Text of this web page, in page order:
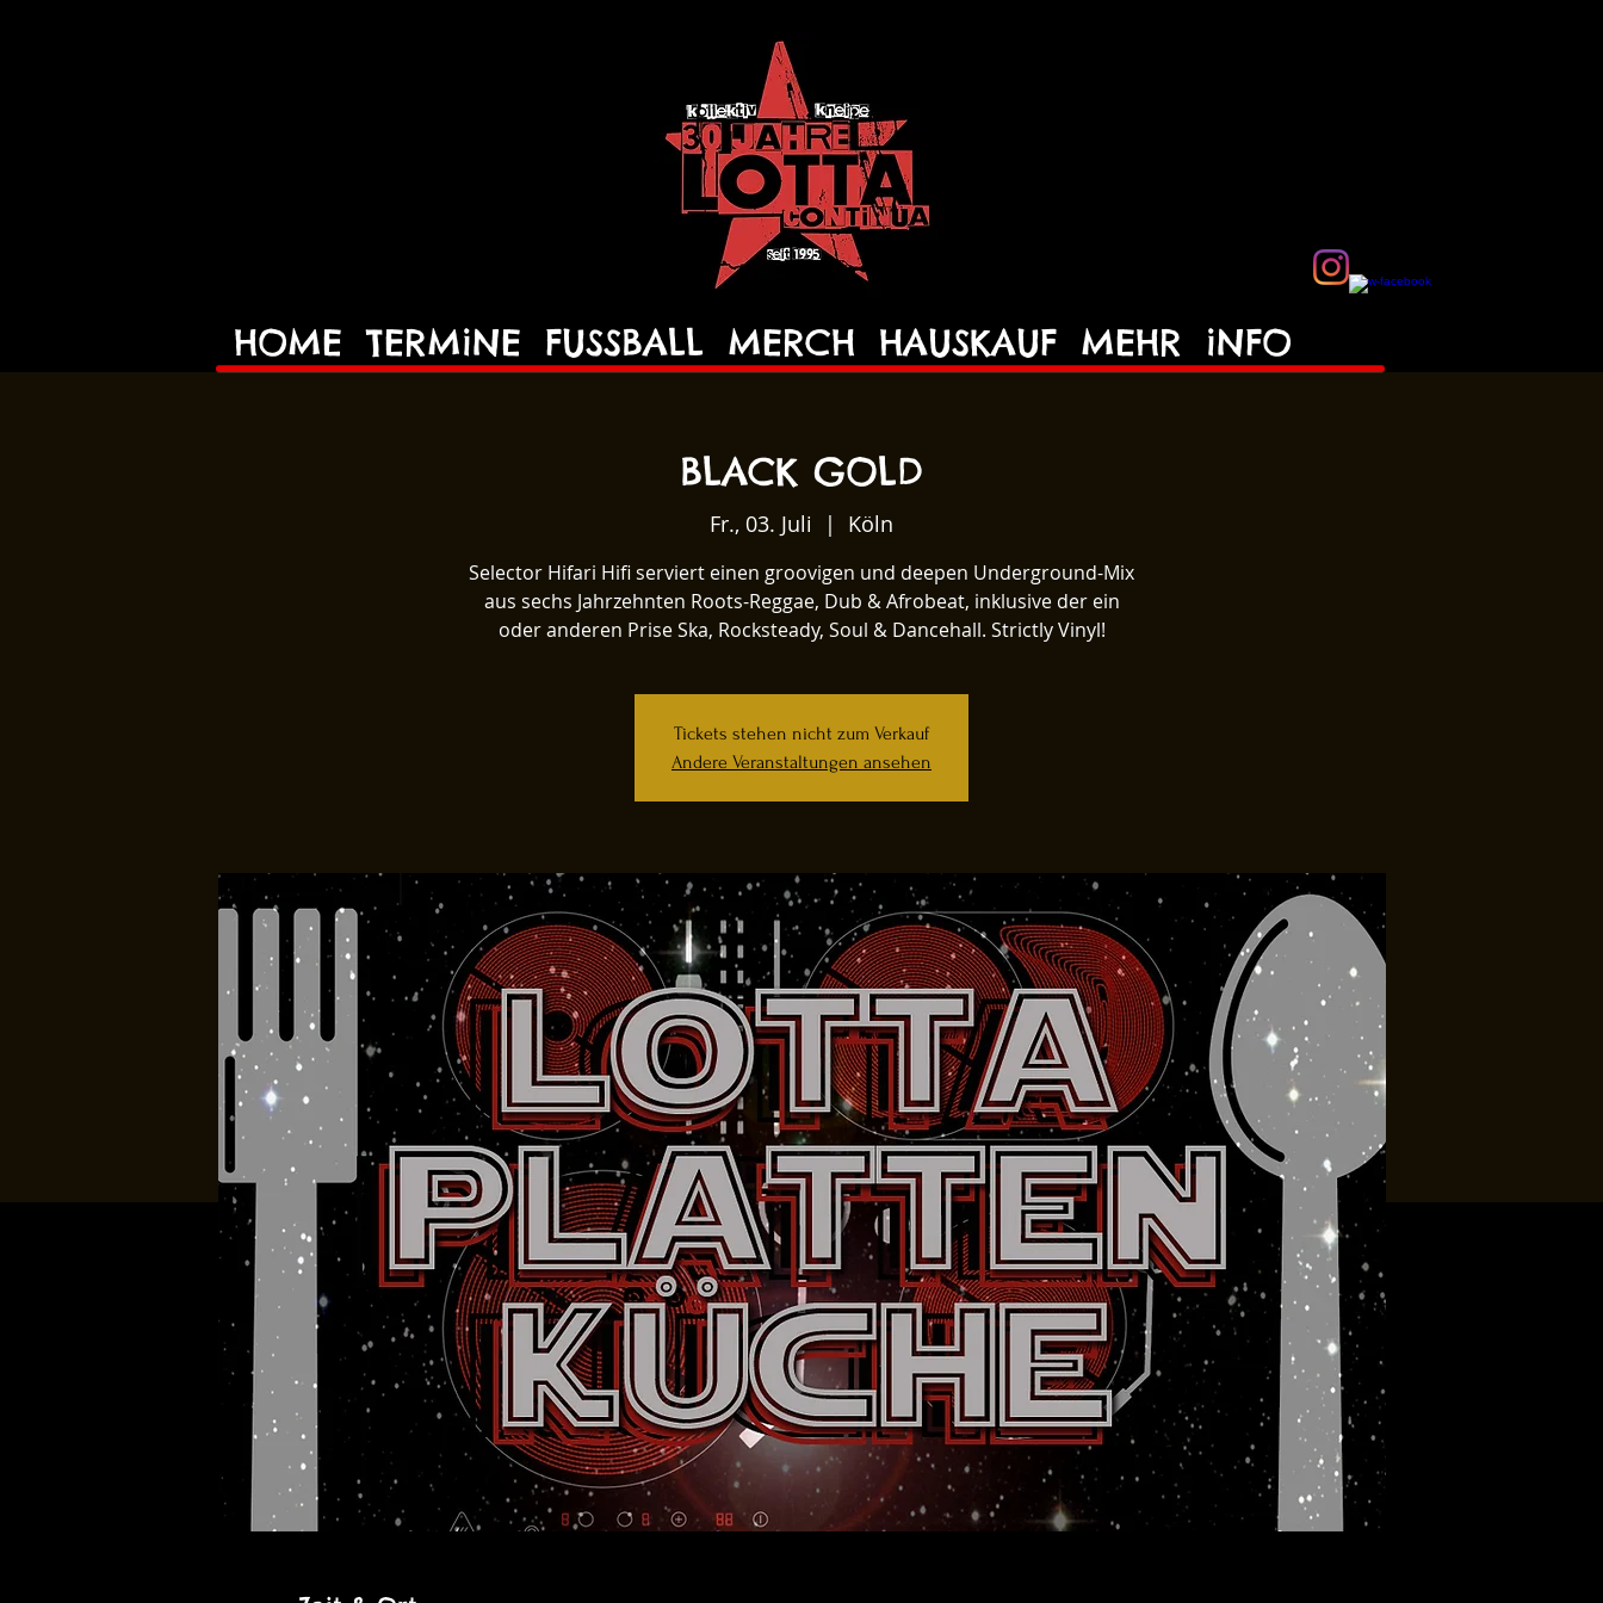
HOME TERMiNE FUSSBALL MERCH HAUSKAUF MEHR iNFO
BLACK GOLD
Fr., 03. Juli
  |
Köln
Selector Hifari Hifi serviert einen groovigen und deepen Underground-Mix
aus sechs Jahrzehnten Roots-Reggae, Dub & Afrobeat, inklusive der ein
oder anderen Prise Ska, Rocksteady, Soul & Dancehall. Strictly Vinyl!
Tickets stehen nicht zum Verkauf
Andere Veranstaltungen ansehen